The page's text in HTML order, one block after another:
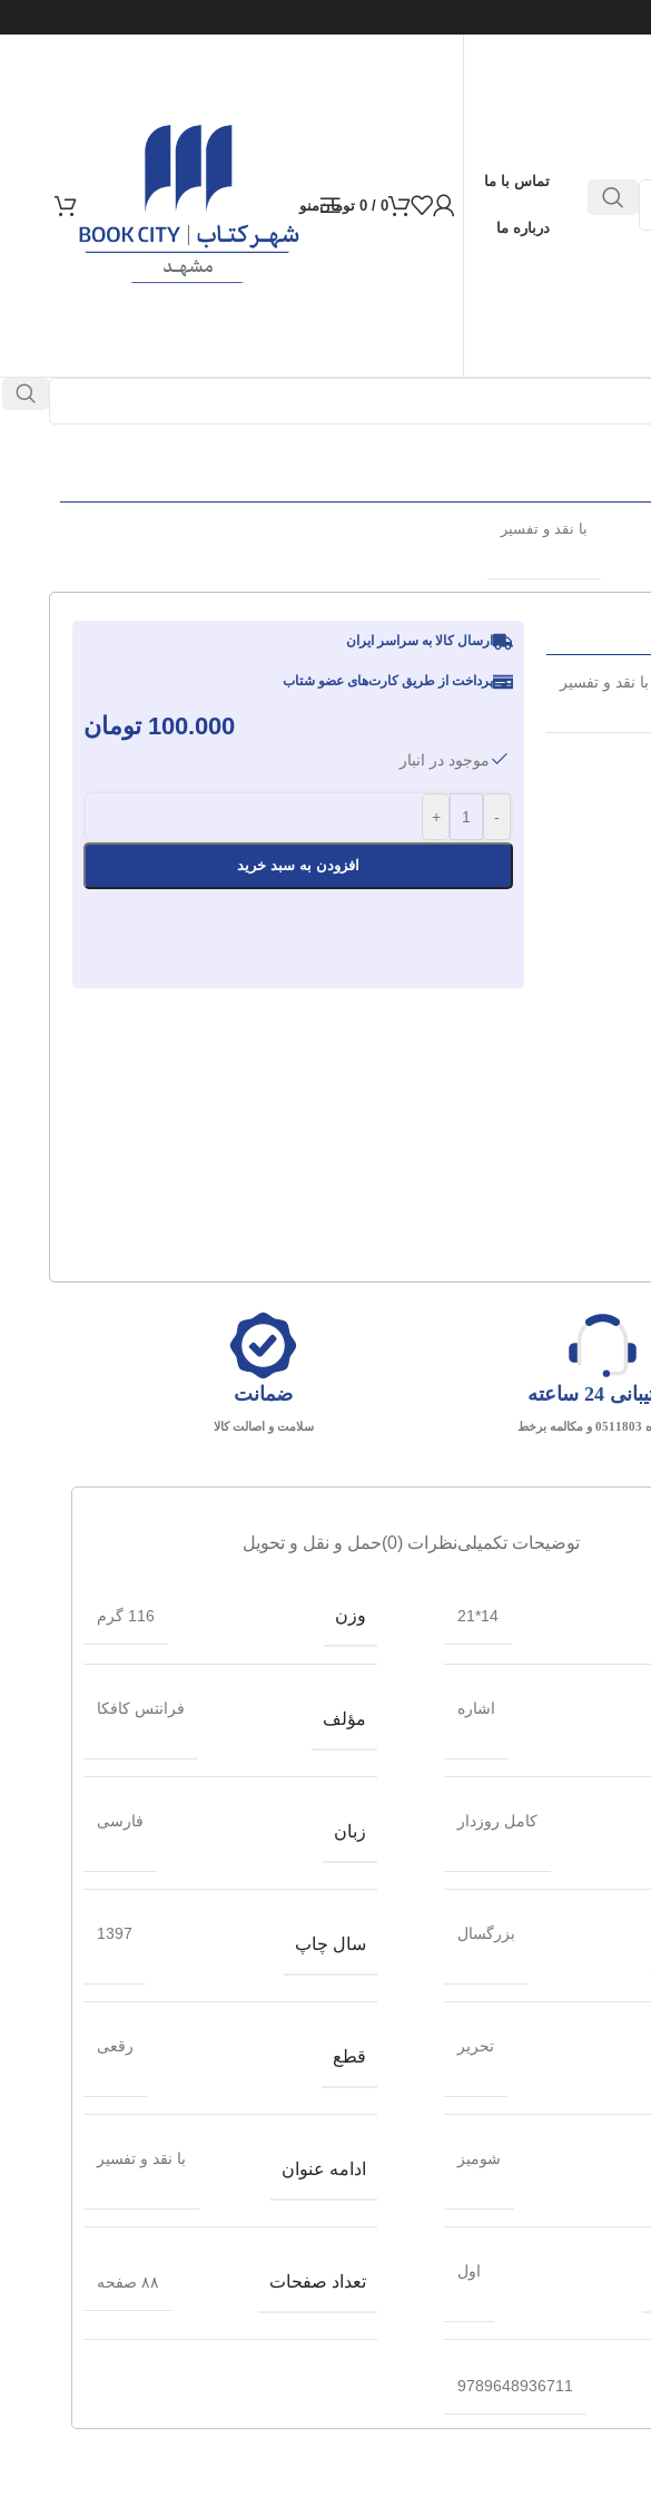
تماس با ما
درباره ما
0
/
0 تومانمنو
با نقد و تفسیر
با نقد و تفسیر
ارسال کالا به سراسر ایران
پرداخت از طریق کارت‌های عضو شتاب
100.000 تومان
موجود در انبار
-
+
افزودن به سبد خرید
24 ساعته ضمانت
سلامت و اصالت کالا
توضیحات تکمیلینظرات (0) حمل و نقل و تحویل
14*21 وزن 116 گرم
اشاره
مؤلف
فرانتس کافکا
کامل روزدار
زبان
فارسی
بزرگسال
سال چاپ
1397
تحریر
قطع
رقعی
شومیز
ادامه عنوان
با نقد و تفسیر
اول
تعداد صفحات ۸۸ صفحه
9789648936711